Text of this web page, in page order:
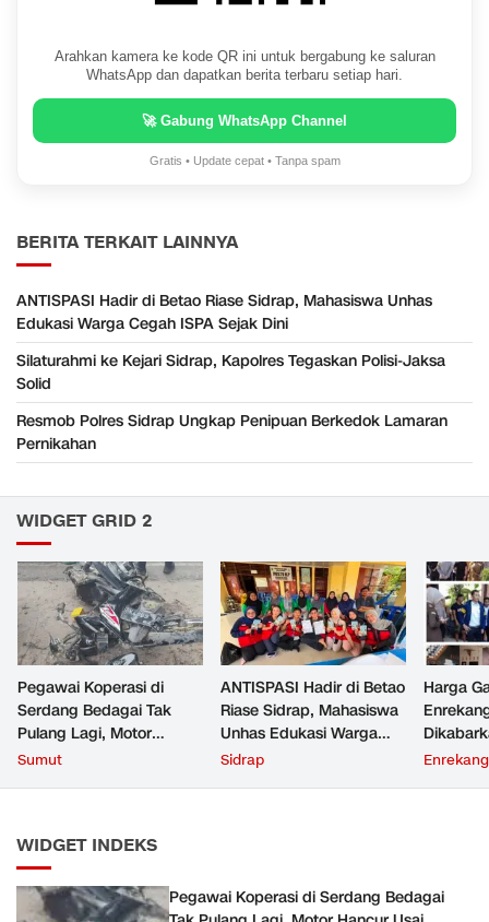
Arahkan kamera ke kode QR ini untuk bergabung ke saluran
WhatsApp dan dapatkan berita terbaru setiap hari.
🚀 Gabung WhatsApp Channel
Gratis • Update cepat • Tanpa spam
BERITA TERKAIT LAINNYA
ANTISPASI Hadir di Betao Riase Sidrap, Mahasiswa Unhas
Edukasi Warga Cegah ISPA Sejak Dini
Silaturahmi ke Kejari Sidrap, Kapolres Tegaskan Polisi-Jaksa
Solid
Resmob Polres Sidrap Ungkap Penipuan Berkedok Lamaran
Pernikahan
WIDGET GRID 2
Pegawai Koperasi di
Serdang Bedagai Tak
Pulang Lagi, Motor
Hancur Usai Dihantam
Sumut
ANTISPASI Hadir di Betao
Riase Sidrap, Mahasiswa
Unhas Edukasi Warga
Cegah ISPA Sejak Dini
Sidrap
Harga
Ribu,
Enrekang
WIDGET INDEKS
Pegawai Koperasi di Serdang Bedagai